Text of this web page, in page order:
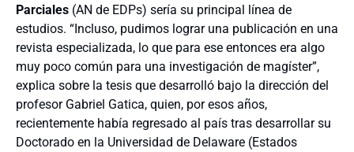
Parciales (AN de EDPs) sería su principal línea de
estudios. “Incluso, pudimos lograr una publicación en una
revista especializada, lo que para ese entonces era algo
muy poco común para una investigación de magíster”,
explica sobre la tesis que desarrolló bajo la dirección del
profesor Gabriel Gatica, quien, por esos años,
recientemente había regresado al país tras desarrollar su
Doctorado en la Universidad de Delaware (Estados